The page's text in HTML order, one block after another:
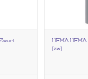
HEMA HEMA
(zw)